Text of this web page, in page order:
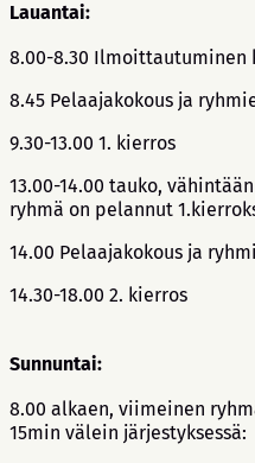
Lauantai:
8.00-8.30 Ilmoittautuminen
8.45 Pelaajakokous ja
9.30-13.00 1. kierros
13.00-14.00 tauko,
ryhmä on pelannut
14.00 Pelaajakokous ja
14.30-18.00 2. kierros
Sunnuntai:
8.00 alkaen, viimeinen
15min välein järjestyksessä: